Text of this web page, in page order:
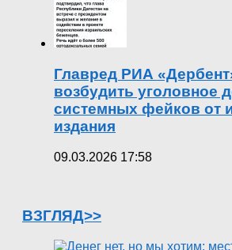
Главред РИА
возбудить уголовное
системных фейков от
издания
09.03.2026 17:58
ВЗГЛЯД>>